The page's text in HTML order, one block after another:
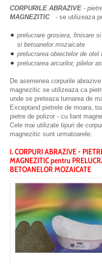
CORPURILE ABRAZIVE -
MAGNEZITIC
- se utilizeaza
prelucrare grosiera, finisare
si betoanelor mozaicate
prelucrarea obiectelor de
prelucrarea arcurilor, pilelor
De asemenea corpurile
magnezitic se utilizeaza ca
unde se preteaza turnarea de
Exceptand pietrele de moara,
pietre de polizor - cu liant
Cele mai utilizate tipuri de
magnezitic sunt urmatoarele:
I. CORPURI ABRAZIVE -
MAGNEZITIC pentru
BETOANELOR MOZAICATE